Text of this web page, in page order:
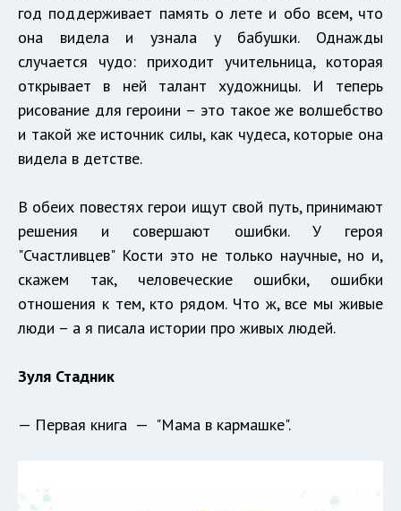
год поддерживает память о лете и обо всем, что
она видела и узнала у бабушки. Однажды
случается чудо: приходит учительница, которая
открывает в ней талант художницы. И теперь
рисование для героини – это такое же волшебство
и такой же источник силы, как чудеса, которые она
видела в детстве.
В обеих повестях герои ищут свой путь, принимают
решения и совершают ошибки. У героя
"Счастливцев" Кости это не только научные, но и,
скажем так, человеческие ошибки, ошибки
отношения к тем, кто рядом. Что ж, все мы живые
люди – а я писала истории про живых людей.
Зуля Стадник
— Первая книга — "Мама в кармашке".